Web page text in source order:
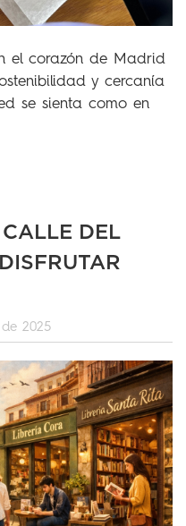
el corazón de Madrid
y cercanía
se sienta como en
DEL
2025